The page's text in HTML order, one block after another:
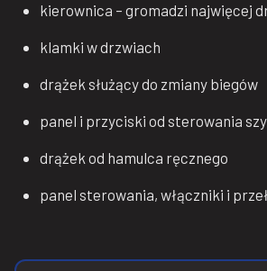
kierownica – gromadzi najwięcej
klamki w drzwiach
drążek służący do zmiany biegów
panel i przyciski od sterowania
drążek od hamulca ręcznego
panel sterowania, włączniki i